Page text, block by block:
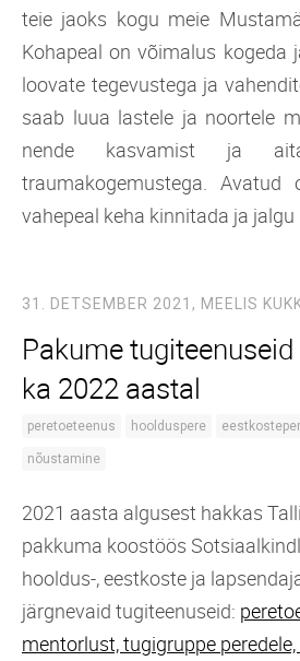
teie jaoks kogu meie
Kohapeal on võimalus kogeda
loovate tegevustega ja
saab luua lastele ja noortele
nende kasvamist ja
traumakogemustega.
vahepeal keha kinnitada ja jalgu
31. DETSEMBER 2021, MEELIS
Pakume
ka 2022 aastal
peretoeteenus hoolduspere
nõustamine
2021 aasta algusest hakkas
pakkuma koostöös
hooldus-, eestkoste ja
järgnevaid tugiteenuseid:
mentorlust, tugigruppe peredele,